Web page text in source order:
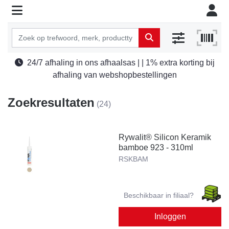
24/7 afhaling in ons afhaalsas | | 1% extra korting bij
afhaling van webshopbestellingen
Zoekresultaten (24)
Rywalit® Silicon Keramik
bamboe 923 - 310ml
RSKBAM
Beschikbaar in filiaal?
Inloggen